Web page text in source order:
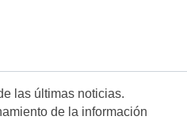
las últimas noticias.
de la información